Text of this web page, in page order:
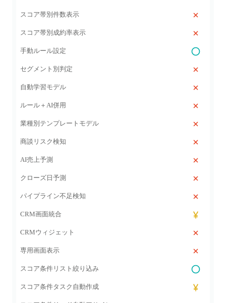
スコア帯別件数表示
スコア帯別成約率表示
手動ルール設定
セグメント別判定
自動学習モデル
ルール＋AI併用
業種別テンプレートモデル
商談リスク検知
AI売上予測
クローズ日予測
パイプライン不足検知
CRM画面統合
CRMウィジェット
専用画面表示
スコア条件リスト絞り込み
スコア条件タスク自動作成